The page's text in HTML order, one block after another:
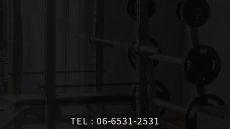
TEL : 06-6531-2531